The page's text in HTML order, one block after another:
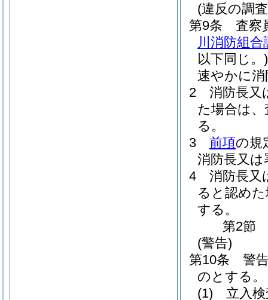
(違反の調
第9条
査察
川消防組合
以下同じ。)
速やかに
2
消防長又
た場合は
る。
3
前項の規
消防長又
4
消防長又
ると認め
する。
第2節
(警告)
第10条
警
のとする。
(1)
立入